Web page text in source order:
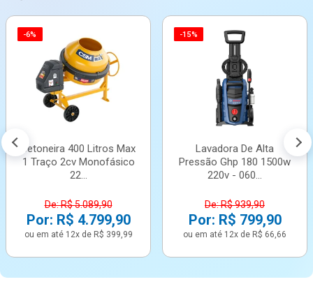
-6%
Betoneira 400 Litros Max
1 Traço 2cv Monofásico
22...
De: R$ 5.089,90
Por: R$ 4.799,90
ou em até 12x de R$ 399,99
-15%
Lavadora De Alta
Pressão Ghp 180 1500w
220v - 060...
De: R$ 939,90
Por: R$ 799,90
ou em até 12x de R$ 66,66